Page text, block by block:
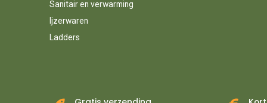
Sanitair en verwarming
Ijzerwaren
Ladders